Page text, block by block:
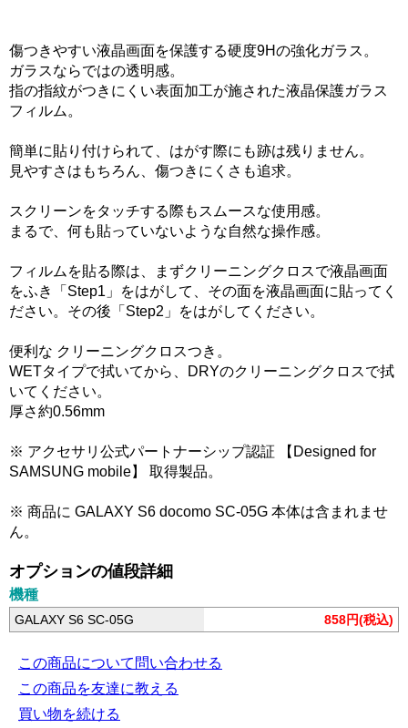
傷つきやすい液晶画面を保護する硬度9Hの強化ガラス。
ガラスならではの透明感。
指の指紋がつきにくい表面加工が施された液晶保護ガラス
フィルム。
簡単に貼り付けられて、はがす際にも跡は残りません。
見やすさはもちろん、傷つきにくさも追求。
スクリーンをタッチする際もスムースな使用感。
まるで、何も貼っていないような自然な操作感。
フィルムを貼る際は、まずクリーニングクロスで液晶画面
をふき「Step1」をはがして、その面を液晶画面に貼ってく
ださい。その後「Step2」をはがしてください。
便利な クリーニングクロスつき。
WETタイプで拭いてから、DRYのクリーニングクロスで拭
いてください。
厚さ約0.56mm
※ アクセサリ公式パートナーシップ認証 【Designed for
SAMSUNG mobile】 取得製品。
※ 商品に GALAXY S6 docomo SC-05G 本体は含まれませ
ん。
オプションの値段詳細
機種
GALAXY S6 SC-05G 858円(税込)
この商品について問い合わせる
この商品を友達に教える
買い物を続ける